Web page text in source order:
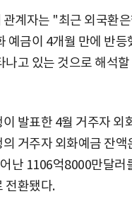
계자는 "최근 외국환
예금이 4개월 만에 반
나고 있는 것으로 해석
발표한 4월 거주자 외
거주자 외화예금 잔
난 1106억8000만달러
전환됐다.